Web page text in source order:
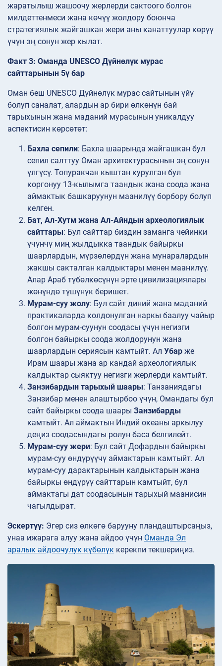
жаратылыш жашоочу жерлерди сактоого болгон
милдеттенмеси жана көчүү жолдору боюнча
стратегиялык жайгашкан жери аны канаттуулар көрүү
үчүн эң сонун жер кылат.
Факт 3: Оманда UNESCO Дүйнөлүк мурас
сайттарынын 5ү бар
Оман беш UNESCO Дүйнөлүк мурас сайтынын үйү
болуп саналат, алардын ар бири өлкөнүн бай
тарыхынын жана маданий мурасынын уникалдуу
аспектисин көрсөтөт:
Бахла сепили: Бахла шаарында жайгашкан бул
сепил салттуу Оман архитектурасынын эң сонун
үлгүсү. Топуракчан кыштан курулган бул
коргонуу 13-кылымга таандык жана соода жана
аймактык башкаруунун маанилүү борбору болуп
келген.
Бат, Ал-Хутм жана Ал-Айндын археологиялык
сайттары: Бул сайттар биздин заманга чейинки
үчүнчү миң жылдыкка таандык байыркы
шаарлардын, мүрзөлөрдүн жана мунаралардын
жакшы сакталган калдыктары менен маанилүү.
Алар Араб түбөлкөсүнүн эрте цивилизациялары
жөнүндө түшүнүк беришет.
Мурам-суу жолу: Бул сайт диний жана маданий
практикаларда колдонулган наркы баалуу чайыр
болгон мурам-суунун соодасы үчүн негизги
болгон байыркы соода жолдорунун жана
шаарлардын сериясын камтыйт. Ал Убар же
Ирам шаары жана ар кандай археологиялык
калдыктар сыяктуу негизги жерлерди камтыйт.
Занзибардын тарыхый шаары: Танзаниядагы
Занзибар менен алаштырбоо үчүн, Омандагы бул
сайт байыркы соода шаары Занзибарды
камтыйт. Ал аймактын Индий океаны аркылуу
деңиз соодасындагы ролун баса белгилейт.
Мурам-суу жери: Бул сайт Дофардын байыркы
мурам-суу өндүрүүчү аймактарын камтыйт. Ал
мурам-суу дарактарынын калдыктарын жана
байыркы өндүрүү сайттарын камтыйт, бул
аймактагы дат соодасынын тарыхый маанисин
чагылдырат.
Эскертүү: Эгер сиз өлкөгө барууну пландаштырсаңыз,
унаа ижарага алуу жана айдоо үчүн Оманда Эл
аралык айдоочулук күбөлүк керекпи текшериңиз.